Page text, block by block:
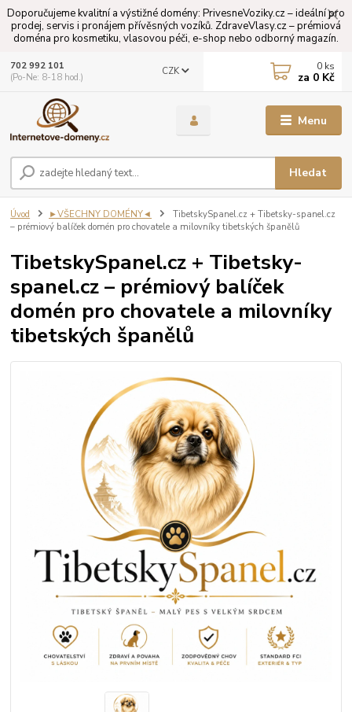
Doporučujeme kvalitní a výstižné domény: PrivesneVoziky.cz – ideální pro
prodej, servis i pronájem přívěsných vozíků. ZdraveVlasy.cz – prémiová
doména pro kosmetiku, vlasovou péči, e-shop nebo odborný magazín.
Menu
CZK
Hledat
702 992 101
(Po-Ne: 8-18 hod.)
0 ks
za 0 Kč
Úvod ►VŠECHNY DOMÉNY◄
TibetskySpanel.cz + Tibetsky-spanel.cz
– prémiový balíček domén pro chovatele a milovníky tibetských španělů
TibetskySpanel.cz + Tibetsky-
spanel.cz – prémiový balíček
domén pro chovatele a milovníky
tibetských španělů